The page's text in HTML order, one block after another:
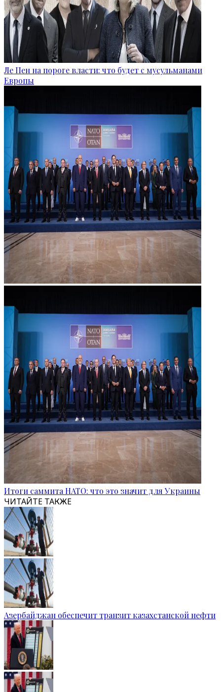
Ле Пен на пороге власти: что будет с мусульманами
Европы
Итоги саммита НАТО: что это значит для Украины
ЧИТАЙТЕ ТАКЖЕ
Азербайджан обеспечит транзит казахстанской нефти